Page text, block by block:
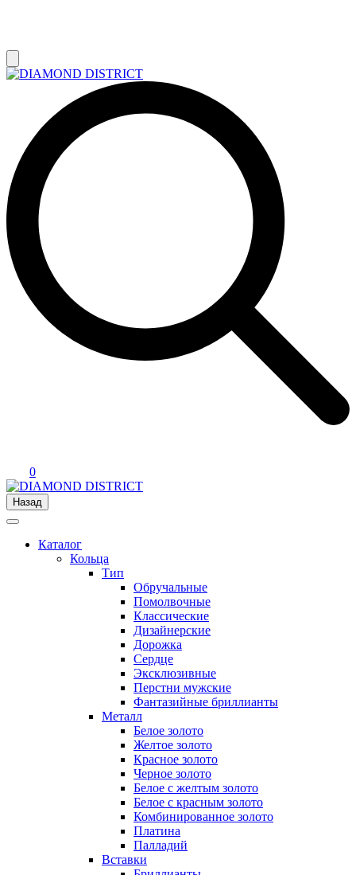
0
Назад
Каталог
Кольца
Тип
Обручальные
Помолвочные
Классические
Дизайнерские
Дорожка
Сердце
Эксклюзивные
Перстни мужские
Фантазийные бриллианты
Металл
Белое золото
Желтое золото
Красное золото
Черное золото
Белое с желтым золото
Белое с красным золото
Комбинированное золото
Платина
Палладий
Вставки